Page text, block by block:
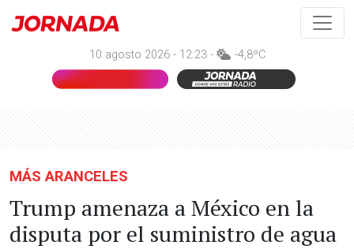
10 agosto 2026 - 12:23 - -4,8ºC
MÁS ARANCELES
Trump amenaza a México en la
disputa por el suministro de agua